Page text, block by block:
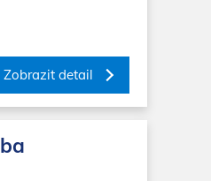
Zobrazit detail